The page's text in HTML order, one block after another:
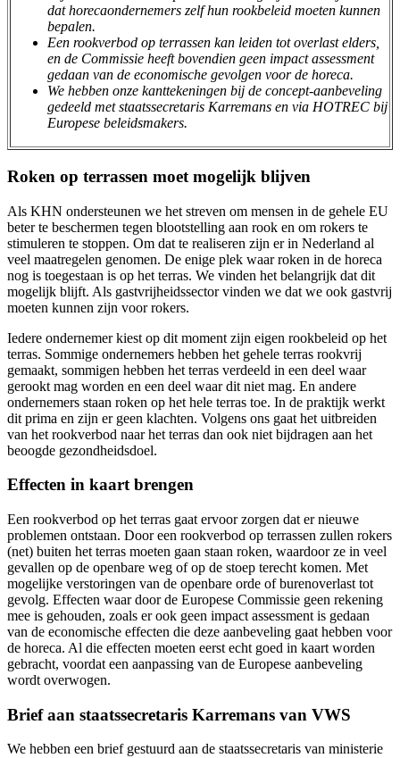
dat horecaondernemers zelf hun rookbeleid moeten kunnen
bepalen.
Een rookverbod op terrassen kan leiden tot overlast elders,
en de Commissie heeft bovendien geen impact assessment
gedaan van de economische gevolgen voor de horeca.
We hebben onze kanttekeningen bij de concept-aanbeveling
gedeeld met staatssecretaris Karremans en via HOTREC bij
Europese beleidsmakers.
Roken op terrassen moet mogelijk blijven
Als KHN ondersteunen we het streven om mensen in de gehele EU
beter te beschermen tegen blootstelling aan rook en om rokers te
stimuleren te stoppen. Om dat te realiseren zijn er in Nederland al
veel maatregelen genomen. De enige plek waar roken in de horeca
nog is toegestaan is op het terras. We vinden het belangrijk dat dit
mogelijk blijft. Als gastvrijheidssector vinden we dat we ook gastvrij
moeten kunnen zijn voor rokers.
Iedere ondernemer kiest op dit moment zijn eigen rookbeleid op het
terras. Sommige ondernemers hebben het gehele terras rookvrij
gemaakt, sommigen hebben het terras verdeeld in een deel waar
gerookt mag worden en een deel waar dit niet mag. En andere
ondernemers staan roken op het hele terras toe. In de praktijk werkt
dit prima en zijn er geen klachten. Volgens ons gaat het uitbreiden
van het rookverbod naar het terras dan ook niet bijdragen aan het
beoogde gezondheidsdoel.
Effecten in kaart brengen
Een rookverbod op het terras gaat ervoor zorgen dat er nieuwe
problemen ontstaan. Door een rookverbod op terrassen zullen rokers
(net) buiten het terras moeten gaan staan roken, waardoor ze in veel
gevallen op de openbare weg of op de stoep terecht komen. Met
mogelijke verstoringen van de openbare orde of burenoverlast tot
gevolg. Effecten waar door de Europese Commissie geen rekening
mee is gehouden, zoals er ook geen impact assessment is gedaan
van de economische effecten die deze aanbeveling gaat hebben voor
de horeca. Al die effecten moeten eerst echt goed in kaart worden
gebracht, voordat een aanpassing van de Europese aanbeveling
wordt overwogen.
Brief aan staatssecretaris Karremans van VWS
We hebben een brief gestuurd aan de staatssecretaris van ministerie